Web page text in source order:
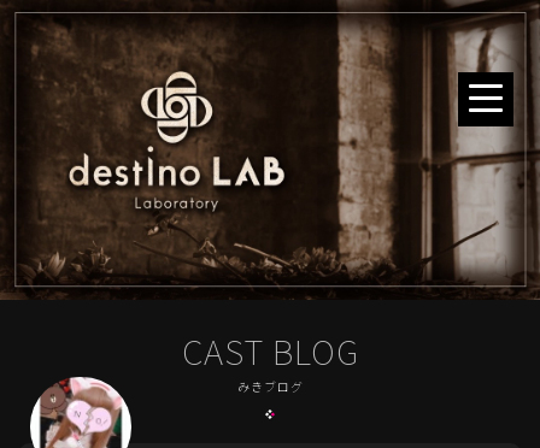
CAST BLOG
みきブログ